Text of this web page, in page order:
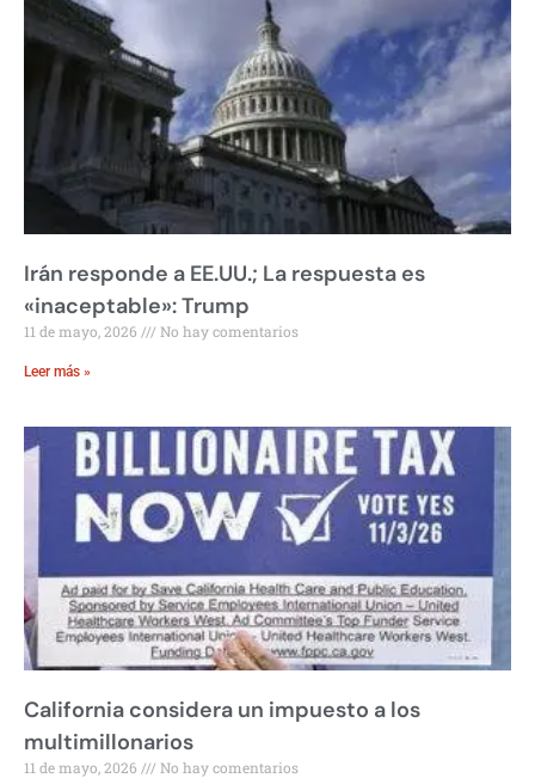
Irán responde a EE.UU.; La respuesta es
«inaceptable»: Trump
11 de mayo, 2026 No hay comentarios
Leer más »
California considera un impuesto a los
multimillonarios
11 de mayo, 2026 No hay comentarios